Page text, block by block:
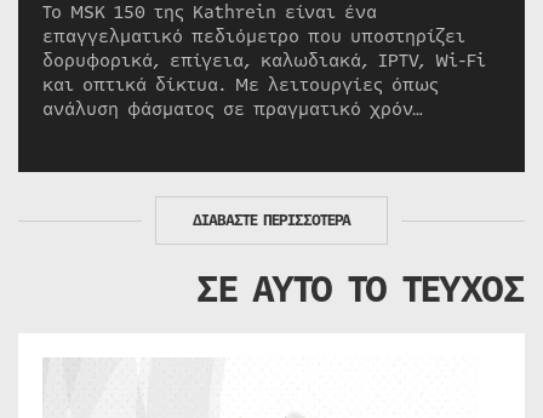
Το MSK 150 της Kathrein είναι ένα
επαγγελματικό πεδιόμετρο που υποστηρίζει
δορυφορικά, επίγεια, καλωδιακά, IPTV, Wi-Fi
και οπτικά δίκτυα. Με λειτουργίες όπως
ανάλυση φάσματος σε πραγματικό χρόν…
ΔΙΑΒΑΣΤΕ ΠΕΡΙΣΣΟΤΕΡΑ
ΣΕ ΑΥΤΟ ΤΟ ΤΕΥΧΟΣ